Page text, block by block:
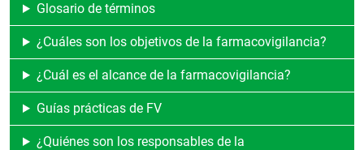
Glosario de términos
¿Cuáles son los objetivos de la farmacovigilancia?
¿Cuál es el alcance de la farmacovigilancia?
Guías prácticas de FV
¿Quiénes son los responsables de la